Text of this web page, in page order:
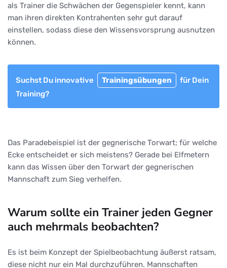
als Trainer die Schwächen der Gegenspieler kennt, kann
man ihren direkten Kontrahenten sehr gut darauf
einstellen, sodass diese den Wissensvorsprung ausnutzen
können.
Suchst Du innovative Trainingsübungen
für Dein
Training?
Das Paradebeispiel ist der gegnerische Torwart; für welche
Ecke entscheidet er sich meistens? Gerade bei Elfmetern
kann das Wissen über den Torwart der gegnerischen
Mannschaft zum Sieg verhelfen.
Warum sollte ein Trainer jeden Gegner
auch mehrmals beobachten?
Es ist beim Konzept der Spielbeobachtung äußerst ratsam,
diese nicht nur ein Mal durchzuführen. Mannschaften